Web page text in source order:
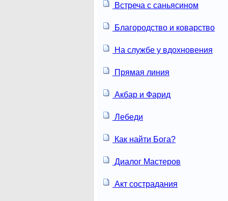
Встреча с саньясином
Благородство и коварство
На службе у вдохновения
Прямая линия
Акбар и Фарид
Лебеди
Как найти Бога?
Диалог Мастеров
Акт сострадания